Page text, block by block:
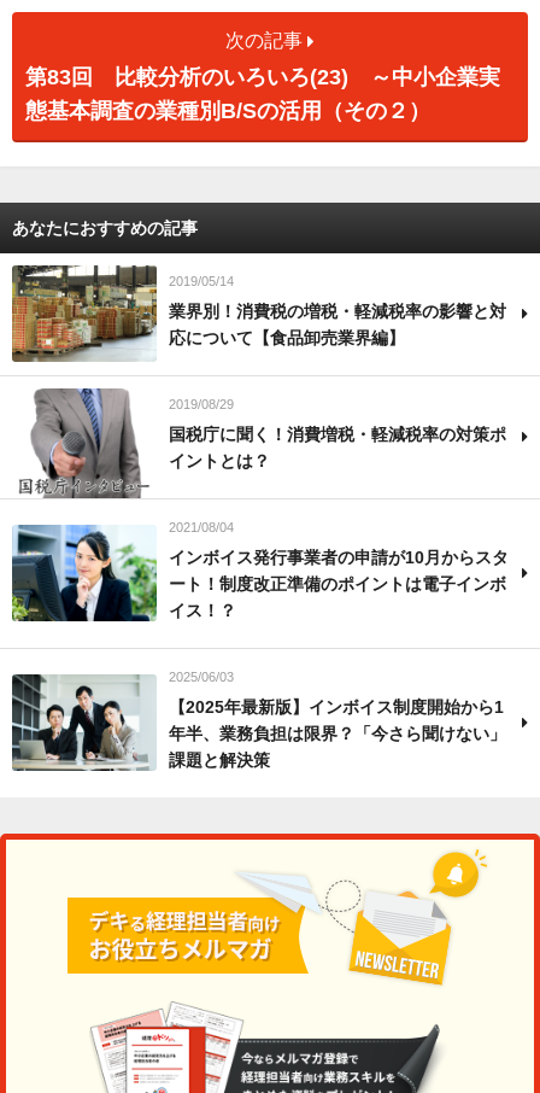
次の記事
第83回 比較分析のいろいろ(23) ～中小企業実
態基本調査の業種別B/Sの活用（その２）
あなたにおすすめの記事
2019/05/14
業界別！消費税の増税・軽減税率の影響と対
応について【食品卸売業界編】
2019/08/29
国税庁に聞く！消費増税・軽減税率の対策ポ
イントとは？
2021/08/04
インボイス発行事業者の申請が10月からスタ
ート！制度改正準備のポイントは電子インボ
イス！？
2025/06/03
【2025年最新版】インボイス制度開始から1
年半、業務負担は限界？「今さら聞けない」
課題と解決策